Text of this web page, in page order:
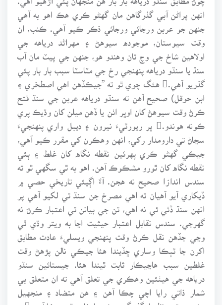
انهن پراڻن آبي گذرگاهن مان گهڻو ڪري هڪ اهو به آهي
جنهن جو عربن ورجائي ورجائي ذڪر ڪيو آهي. ڪنب، ان
وقت سيوستان، موجوده سيوهڻ ۽ مهراڻد درياهه جي
اولاهين شاخ جي وچ تان وهندو هو، جنهن جي پيٽ مان آب
سنڌ يا سنڌو درياهه پنهنجي رخ جي مٽاسٽا سبب بار بار پئي
گذريو آهي. هئگ چوي ٿو ته ”جيڪڏهن اهي اصطخري ۽
ابن حوقل) صحيح آهن ته سنڌو درياهه عربن جي سنڌ فتح
ڪرڻ وقت سيوهڻ کان اوڀر اٺن يا ڏهن ميلن کان وڌيڪ پري
ڪونه هوندو. پر ريورٽيءَ نيرون ۽ ديبل واري پنهنجيءَ
سڃاڻ تي دارومدار رکي، انهن وهڪرن کي مقرر ڪيو آهي،
جيڪي گهڻو ڪري پهرئين نقطه نگاه کان غلط ۽ ٻئي
نقطه نگاه کان ٿورو مشڪوڪ آهن. اهو به ٿي سگهي ٿو ته
سندس اندازا صحيح نه هجن. آءٌ اڳيئي تاريخي حصي ۾
ڏيکاري آيو آهيان ته اهي مصرخ جن سنڌ تي لکيو آهي پر
انهن سنڌ ڏٺي ئي نه اهي، تن جي بيانن تي اعتبار ڪرڻ نه
گهرجي. سندس نقابل اعتبار حيثيت اڃا به ويتر وڌي ٿي
وڃي جڏهن نقل ڪرڻ وقت پنهنجي ويسليءَ عادت مطابق
اکرن جا ٽٻڪا وساري ڇڏيندا هئا جيڪي نالن پڙهڻ وقت
غلطين سبب هاڃيڪار ثابت ٿيندا هئا. جيستائين سنڌو
درياهه جي هيٺئين وهڪري جي تعلق آهي ته ان متعلق بي
شمار ذاتي رايا اچي چڪا آهن ۽ هن متضاد ۽ منجهيل
مضمون تي، نظريا، گفتگو بحث مباحثا به ٿي چڪا آهن.